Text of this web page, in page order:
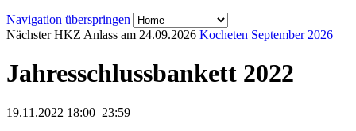
Navigation überspringen
Nächster HKZ Anlass am 24.09.2026 Kocheten September 2026
Jahresschlussbankett 2022
19.11.2022 18:00–23:59